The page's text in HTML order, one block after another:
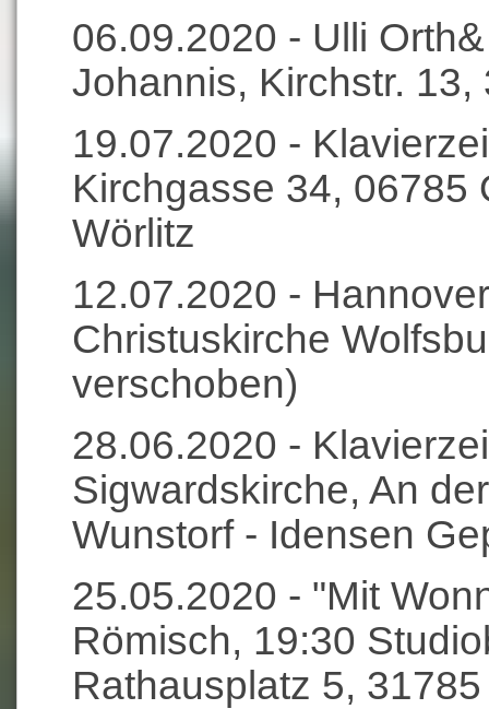
06.09.2020 - Ulli
Johannis, Kirchstr.
19.07.2020 -
Kirchgasse 34, 06785
Wörlitz
12.07.2020 -
Christuskirche
verschoben)
28.06.2020 -
Sigwardskirche, An
Wunstorf - Idensen
25.05.2020 - "Mit
Römisch, 19:30
Rathausplatz 5,